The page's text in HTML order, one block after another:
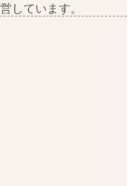
しています。